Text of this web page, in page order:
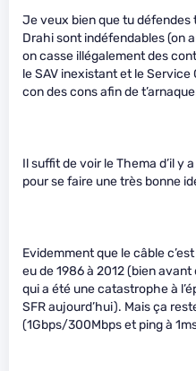
Je veux bien que tu défendes
Drahi sont indéfendables (on
on casse illégalement des
le SAV inexistant et le
con des cons afin de
Il suffit de voir le Thema d’il y
pour se faire une très bonne
Evidemment que le câble
eu de 1986 à 2012 (bien
qui a été une catastrophe à
SFR aujourd’hui). Mais ça
(1Gbps/300Mbps et ping à